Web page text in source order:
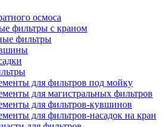
осмоса
фильтры с краном
фильтры
для фильтров под мойку
для магистральных фильтров
для фильтров-кувшинов
для фильтров-насадок на кран